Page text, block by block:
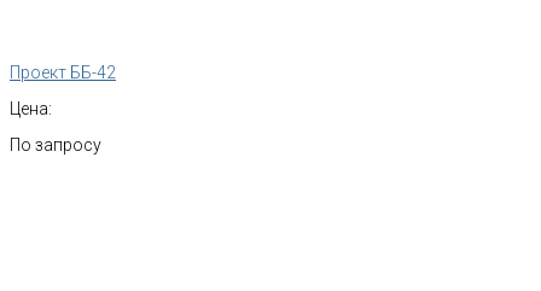
Проект ББ-42
Цена:
По запросу